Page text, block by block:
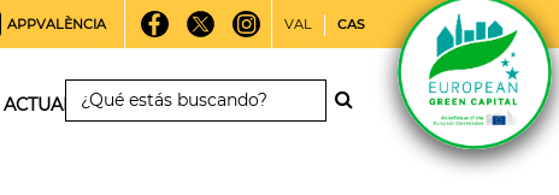
APPVALÈNCIA VAL CAS
ACTUALIDAD